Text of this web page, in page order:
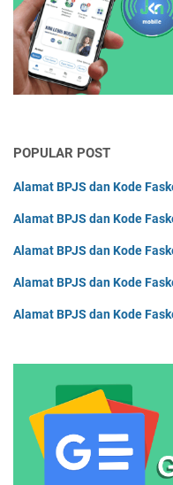
POPULAR POST
Alamat BPJS dan Kode
Alamat BPJS dan Kode
Alamat BPJS dan Kode
Alamat BPJS dan Kode
Alamat BPJS dan Kode